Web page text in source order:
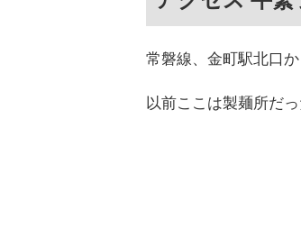
常磐線、金町駅北口
以前ここは製麺所だ